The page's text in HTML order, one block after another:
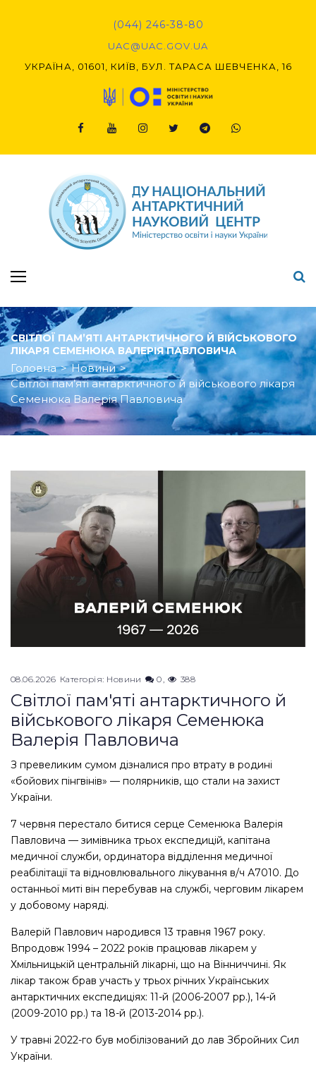
(044) 246-38-80
UAC@UAC.GOV.UA​​
УКРАЇНА, 01601, КИЇВ, БУЛ. ТАРАСА ШЕВЧЕНКА, 16
СВІТЛОЇ ПАМ’ЯТІ АНТАРКТИЧНОГО Й ВІЙСЬКОВОГО
ЛІКАРЯ СЕМЕНЮКА ВАЛЕРІЯ ПАВЛОВИЧА
Головна > Новини >
Світлої пам’яті антарктичного й військового лікаря
Семенюка Валерія Павловича
08.06.2026 Категорія: Новини 0 388
Світлої пам'яті антарктичного й
військового лікаря Семенюка
Валерія Павловича
З превеликим сумом дізналися про втрату в родині
«бойових пінгвінів» — полярників, що стали на захист
України.
7 червня перестало битися серце Семенюка Валерія
Павловича — зимівника трьох експедицій, капітана
медичної служби, ординатора відділення медичної
реабілітації та відновлювального лікування в/ч А7010. До
останньої миті він перебував на службі, черговим лікарем
у добовому наряді.
Валерій Павлович народився 13 травня 1967 року.
Впродовж 1994 – 2022 років працював лікарем у
Хмільницькій центральній лікарні, що на Вінниччині. Як
лікар також брав участь у трьох річних Українських
антарктичних експедиціях: 11-й (2006-2007 рр.), 14-й
(2009-2010 рр.) та 18-й (2013-2014 рр.).
У травні 2022-го був мобілізований до лав Збройних Сил
України.